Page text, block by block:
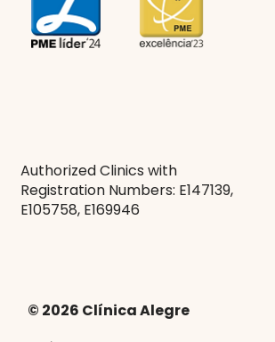
Authorized Clinics with
Registration Numbers: E147139,
E105758, E169946
© 2026 Clínica Alegre